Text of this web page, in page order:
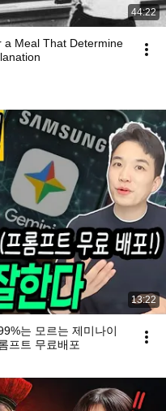
44:22
a Meal That Determine
13:22
는 모르는 제미나이
프트 무료배포